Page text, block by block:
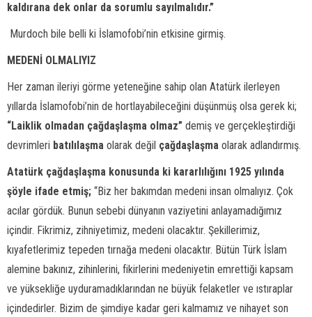
kaldırana dek onlar da sorumlu sayılmalıdır.”
Murdoch bile belli ki İslamofobi’nin etkisine girmiş.
MEDENİ OLMALIYIZ
Her zaman ileriyi görme yeteneğine sahip olan Atatürk ilerleyen
yıllarda İslamofobi’nin de hortlayabileceğini düşünmüş olsa gerek ki;
“Laiklik olmadan çağdaşlaşma olmaz” demiş ve gerçekleştirdiği
devrimleri batılılaşma olarak değil çağdaşlaşma olarak adlandırmış.
Atatürk çağdaşlaşma konusunda ki kararlılığını 1925 yılında
şöyle ifade etmiş; “Biz her bakımdan medeni insan olmalıyız. Çok
acılar gördük. Bunun sebebi dünyanın vaziyetini anlayamadığımız
içindir. Fikrimiz, zihniyetimiz, medeni olacaktır. Şekillerimiz,
kıyafetlerimiz tepeden tırnağa medeni olacaktır. Bütün Türk İslam
alemine bakınız, zihinlerini, fikirlerini medeniyetin emrettiği kapsam
ve yüksekliğe uyduramadıklarından ne büyük felaketler ve ıstıraplar
içindedirler. Bizim de şimdiye kadar geri kalmamız ve nihayet son